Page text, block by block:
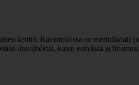
keittiö. Ravintoloissa on merinäköala
iltaviihdettä, kuten esityksiä ja